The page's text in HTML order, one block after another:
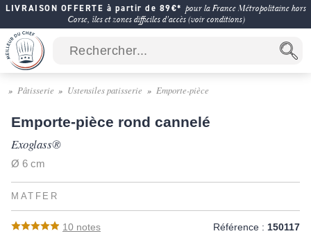
LIVRAISON OFFERTE à partir de 89€* pour la France Métropolitaine hors
Corse, îles et zones difficiles d'accès (voir conditions)
Pâtisserie Ustensiles patisserie Emporte-pièce
Emporte-pièce rond cannelé
Exoglass®
Ø 6 cm
MATFER
10 notes Référence : 150117